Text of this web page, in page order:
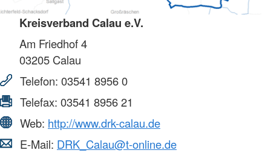
Kreisverband Calau e.V.
Am Friedhof 4
03205 Calau
Telefon: 03541 8956 0
Telefax: 03541 8956 21
Web: http://www.drk-calau.de
E-Mail: DRK_Calau@t-online.de